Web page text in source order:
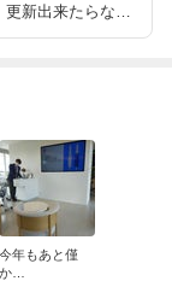
新出来たらなと
今年もあと僅
か…